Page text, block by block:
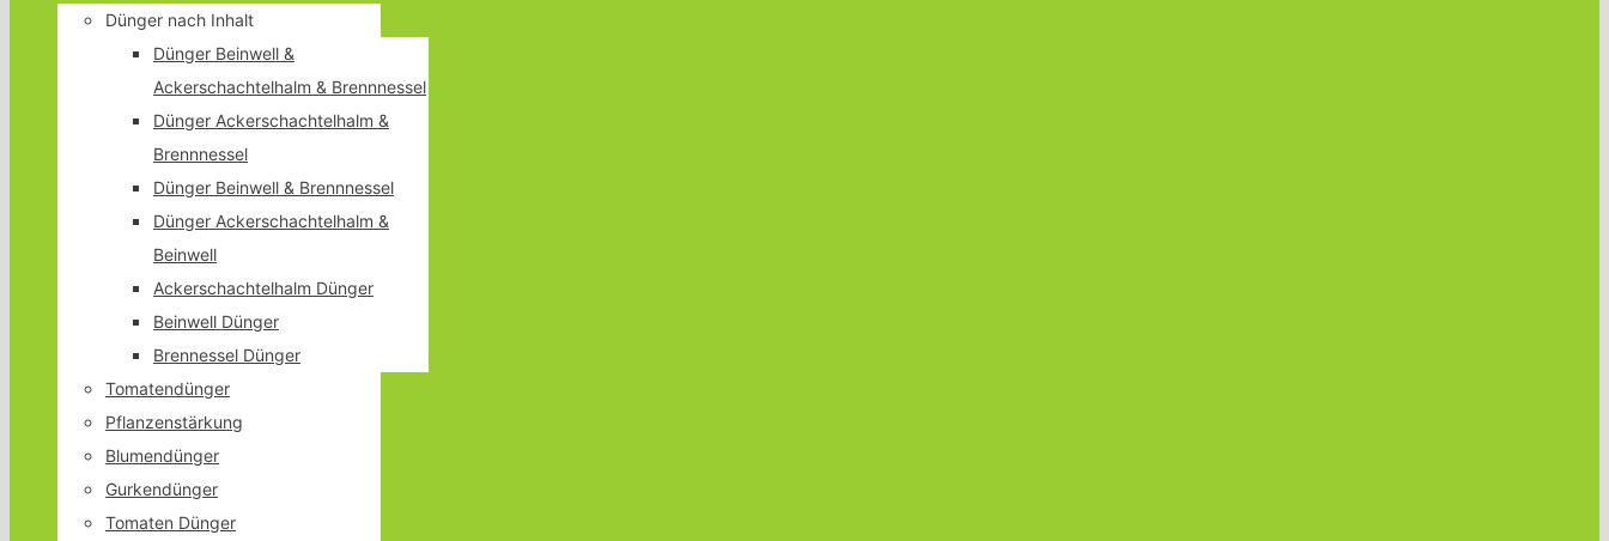
Dünger nach Inhalt
Dünger Beinwell &
Ackerschachtelhalm & Brennnessel
Dünger Ackerschachtelhalm &
Brennnessel
Dünger Beinwell & Brennnessel
Dünger Ackerschachtelhalm &
Beinwell
Ackerschachtelhalm Dünger
Beinwell Dünger
Brennessel Dünger
Tomatendünger
Pflanzenstärkung
Blumendünger
Gurkendünger
Tomaten Dünger